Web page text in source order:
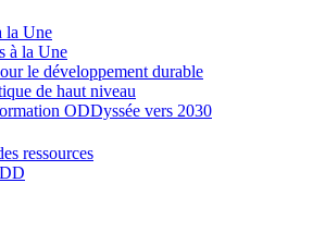
la Une
à la Une
le développement durable
de haut niveau
ODDyssée vers 2030
ressources